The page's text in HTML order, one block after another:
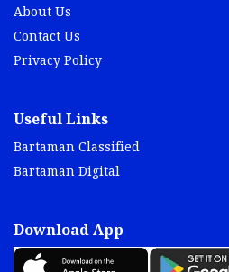
About Us
Contact Us
Privacy Policy
Useful Links
Bartaman Classified
Bartaman Digital
Download App